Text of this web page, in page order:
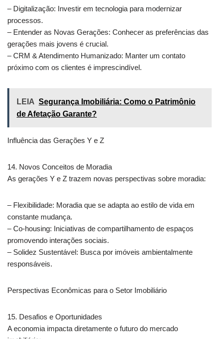
– Digitalização: Investir em tecnologia para modernizar
processos.
– Entender as Novas Gerações: Conhecer as preferências das
gerações mais jovens é crucial.
– CRM & Atendimento Humanizado: Manter um contato
próximo com os clientes é imprescindível.
LEIA Segurança Imobiliária: Como o Patrimônio
de Afetação Garante?
Influência das Gerações Y e Z
14. Novos Conceitos de Moradia
As gerações Y e Z trazem novas perspectivas sobre moradia:
– Flexibilidade: Moradia que se adapta ao estilo de vida em
constante mudança.
– Co-housing: Iniciativas de compartilhamento de espaços
promovendo interações sociais.
– Solidez Sustentável: Busca por imóveis ambientalmente
responsáveis.
Perspectivas Econômicas para o Setor Imobiliário
15. Desafios e Oportunidades
A economia impacta diretamente o futuro do mercado